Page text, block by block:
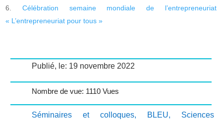
Célébration semaine mondiale de l’entrepreneuriat
« L’entrepreneuriat pour tous »
Publié, le: 19 novembre 2022
Nombre de vue: 1110 Vues
Séminaires et colloques, BLEU, Sciences